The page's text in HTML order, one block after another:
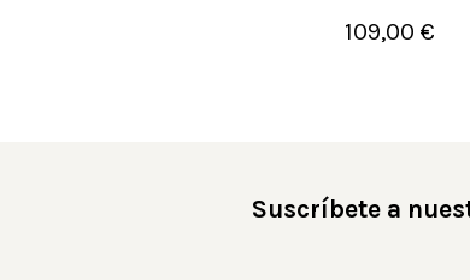
109,00 €
Añadir al carrito
Suscríbete a